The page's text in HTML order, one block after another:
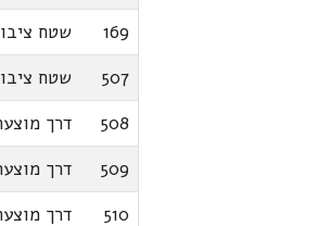
169
שטח
507
שטח
508
דרך
509
דרך
510
דרך